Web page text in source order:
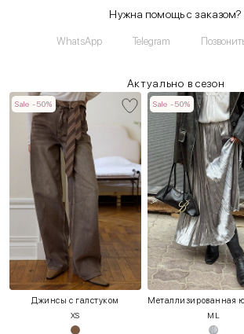
Нужна помощь с заказом?
WhatsApp Telegram
Актуально в сезон
Sale -50%
Джинсы с галстуком
XS
Sale -50%
M L